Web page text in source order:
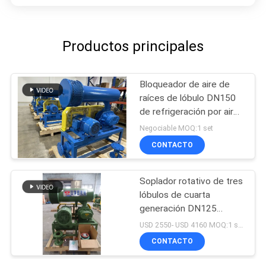
Productos principales
Bloqueador de aire de
raíces de lóbulo DN150
de refrigeración por aire,
soplador de raíces de
tipo vertical
Negociable MOQ:1 set
CONTACTO
Soplador rotativo de tres
lóbulos de cuarta
generación DN125
BK6008
CONTACTO